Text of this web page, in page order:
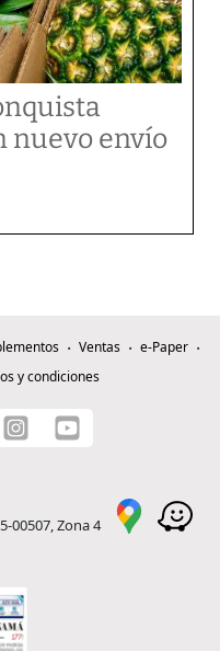
nuevo envío
Ventas
e-Paper
y condiciones
00507, Zona 4